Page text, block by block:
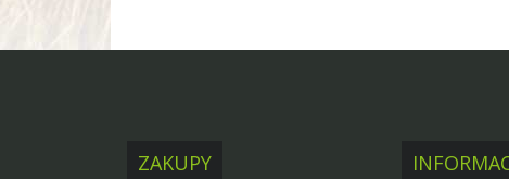
ZAKUPY